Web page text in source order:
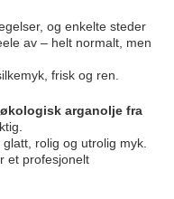
og enkelte steder
av – helt normalt, men
frisk og ren.
økologisk arganolje fra
rolig og utrolig myk.
et profesjonelt